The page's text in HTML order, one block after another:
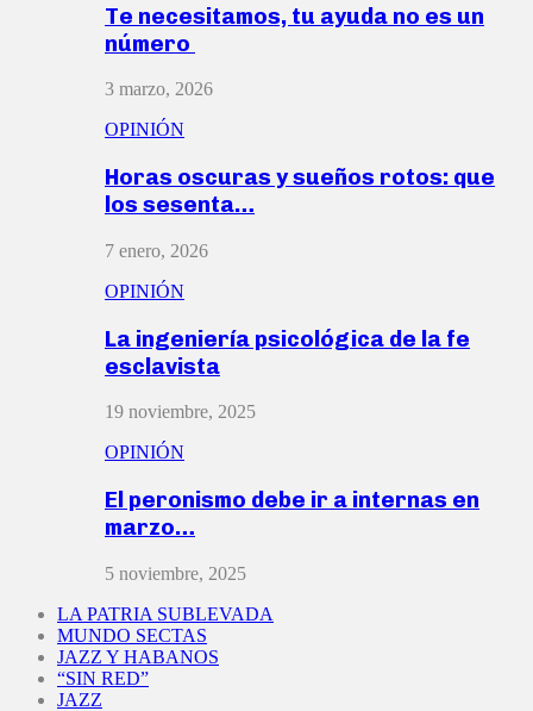
Te necesitamos, tu ayuda no es un
número
3 marzo, 2026
OPINIÓN
Horas oscuras y sueños rotos: que
los sesenta…
7 enero, 2026
OPINIÓN
La ingeniería psicológica de la fe
esclavista
19 noviembre, 2025
OPINIÓN
El peronismo debe ir a internas en
marzo…
5 noviembre, 2025
LA PATRIA SUBLEVADA
MUNDO SECTAS
JAZZ Y HABANOS
“SIN RED”
JAZZ